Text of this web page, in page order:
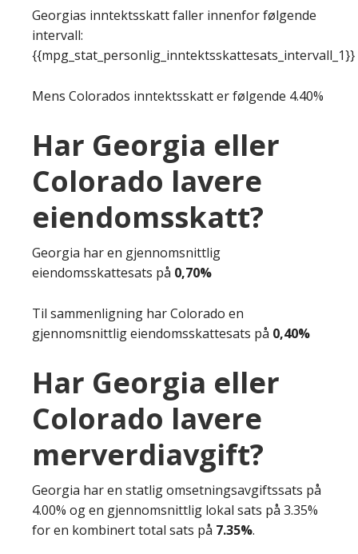
Georgias inntektsskatt faller innenfor følgende
intervall:
{{mpg_stat_personlig_inntektsskattesats_intervall_1}}
Mens Colorados inntektsskatt er følgende 4.40%
Har Georgia eller
Colorado lavere
eiendomsskatt?
Georgia har en gjennomsnittlig
eiendomsskattesats på 0,70%
Til sammenligning har Colorado en
gjennomsnittlig eiendomsskattesats på 0,40%
Har Georgia eller
Colorado lavere
merverdiavgift?
Georgia har en statlig omsetningsavgiftssats på
4.00% og en gjennomsnittlig lokal sats på 3.35%
for en kombinert total sats på 7.35%.